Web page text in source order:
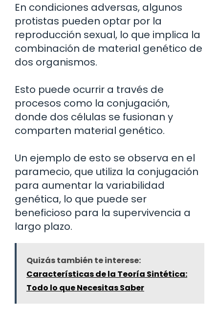
En condiciones adversas, algunos
protistas pueden optar por la
reproducción sexual, lo que implica la
combinación de material genético de
dos organismos.
Esto puede ocurrir a través de
procesos como la conjugación,
donde dos células se fusionan y
comparten material genético.
Un ejemplo de esto se observa en el
paramecio, que utiliza la conjugación
para aumentar la variabilidad
genética, lo que puede ser
beneficioso para la supervivencia a
largo plazo.
Quizás también te interese:
Características de la Teoría Sintética:
Todo lo que Necesitas Saber